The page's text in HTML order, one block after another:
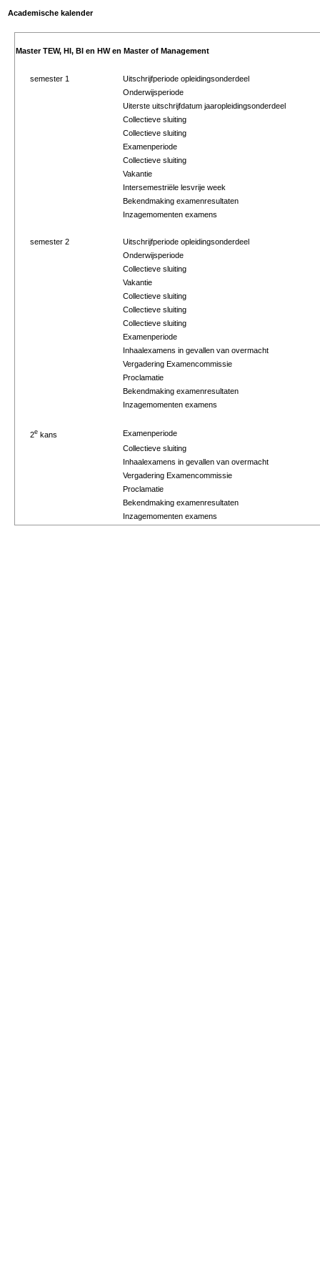
Academische kalender
Master TEW, HI, BI en HW en Master of Management
semester 1
Uitschrijfperiode opleidingsonderdeel
Onderwijsperiode
Uiterste uitschrijfdatum jaaropleidingsonderdeel
Collectieve sluiting
Collectieve sluiting
Examenperiode
Collectieve sluiting
Vakantie
Intersemestriële lesvrije week
Bekendmaking examenresultaten
Inzagemomenten examens
semester 2
Uitschrijfperiode opleidingsonderdeel
Onderwijsperiode
Collectieve sluiting
Vakantie
Collectieve sluiting
Collectieve sluiting
Collectieve sluiting
Examenperiode
Inhaalexamens in gevallen van overmacht
Vergadering Examencommissie
Proclamatie
Bekendmaking examenresultaten
Inzagemomenten examens
2e kans
Examenperiode
Collectieve sluiting
Inhaalexamens in gevallen van overmacht
Vergadering Examencommissie
Proclamatie
Bekendmaking examenresultaten
Inzagemomenten examens